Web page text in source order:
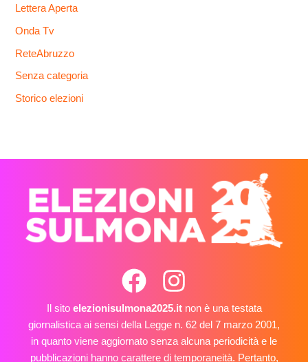
Lettera Aperta
Onda Tv
ReteAbruzzo
Senza categoria
Storico elezioni
Il sito elezionisulmona2025.itnon è una testata
giornalistica ai sensi della Legge n. 62 del 7 marzo 2001,
in quanto viene aggiornato senza alcuna periodicità e le
pubblicazioni hanno carattere di temporaneità. Pertanto,